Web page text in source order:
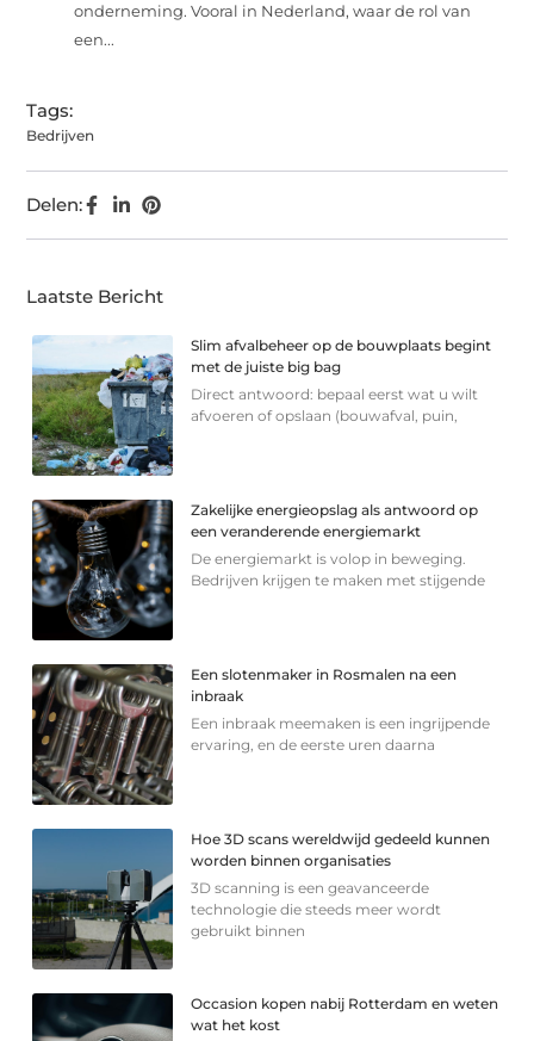
onderneming. Vooral in Nederland, waar de rol van
een...
Tags:
Bedrijven
Delen:
Laatste Bericht
Slim afvalbeheer op de bouwplaats begint
met de juiste big bag
Direct antwoord: bepaal eerst wat u wilt
afvoeren of opslaan (bouwafval, puin,
Zakelijke energieopslag als antwoord op
een veranderende energiemarkt
De energiemarkt is volop in beweging.
Bedrijven krijgen te maken met stijgende
Een slotenmaker in Rosmalen na een
inbraak
Een inbraak meemaken is een ingrijpende
ervaring, en de eerste uren daarna
Hoe 3D scans wereldwijd gedeeld kunnen
worden binnen organisaties
3D scanning is een geavanceerde
technologie die steeds meer wordt
gebruikt binnen
Occasion kopen nabij Rotterdam en weten
wat het kost